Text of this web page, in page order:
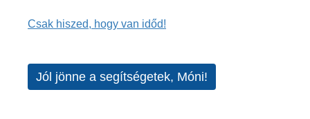
Csak hiszed, hogy van időd!
Jól jönne a segítségetek, Móni!